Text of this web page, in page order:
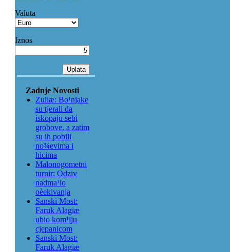
Valuta
Iznos
Zadnje Novosti
Zuliæ: Bo¹njake
su tjerali da
iskopaju sebi
grobove, a zatim
su ih pobili
no¾evima i
hicima
Malonogometni
turnir: Odziv
nadma¹io
oèekivanja
Sanski Most:
Faruk Alagiæ
ubio kom¹iju
cjepanicom
Sanski Most:
Faruk Alagiæ